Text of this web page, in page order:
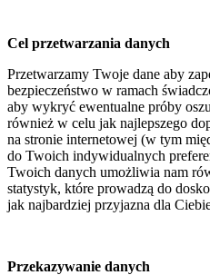
Cel przetwarzania danych
Przetwarzamy Twoje dane aby
bezpieczeństwo w ramach
aby wykryć ewentualne próby
również w celu jak najlepszego
na stronie internetowej (w tym
do Twoich indywidualnych
Twoich danych umożliwia nam
statystyk, które prowadzą do
jak najbardziej przyjazna dla
Przekazywanie danych